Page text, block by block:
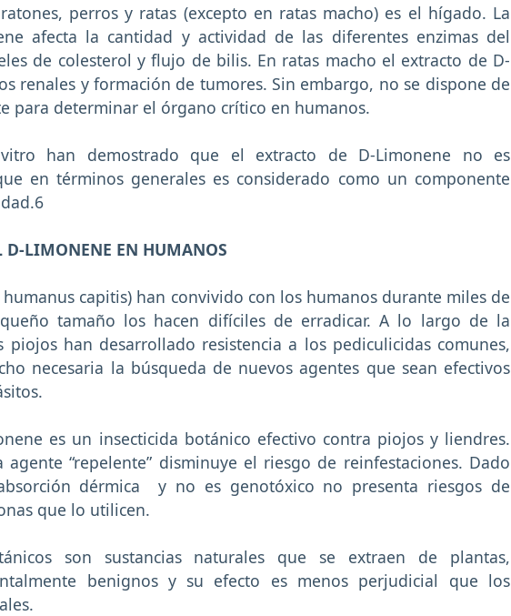
perros y ratas (excepto en ratas macho) es el hígado. La
afecta la cantidad y actividad de las diferentes enzimas del
de colesterol y flujo de bilis. En ratas macho el extracto de D-
renales y formación de tumores. Sin embargo, no se dispone de
para determinar el órgano crítico en humanos.
han demostrado que el extracto de D-Limonene no es
en términos generales es considerado como un componente
LIMONENE EN HUMANOS
capitis) han convivido con los humanos durante miles de
tamaño los hacen difíciles de erradicar. A lo largo de la
piojos han desarrollado resistencia a los pediculicidas comunes,
necesaria la búsqueda de nuevos agentes que sean efectivos
es un insecticida botánico efectivo contra piojos y liendres.
“repelente” disminuye el riesgo de reinfestaciones. Dado
dérmica y no es genotóxico no presenta riesgos de
que lo utilicen.
son sustancias naturales que se extraen de plantas,
benignos y su efecto es menos perjudicial que los